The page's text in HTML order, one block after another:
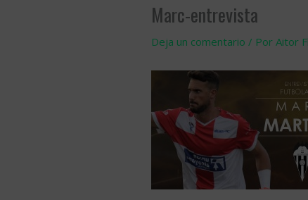
Marc-entrevista
Deja un comentario / Por Aitor